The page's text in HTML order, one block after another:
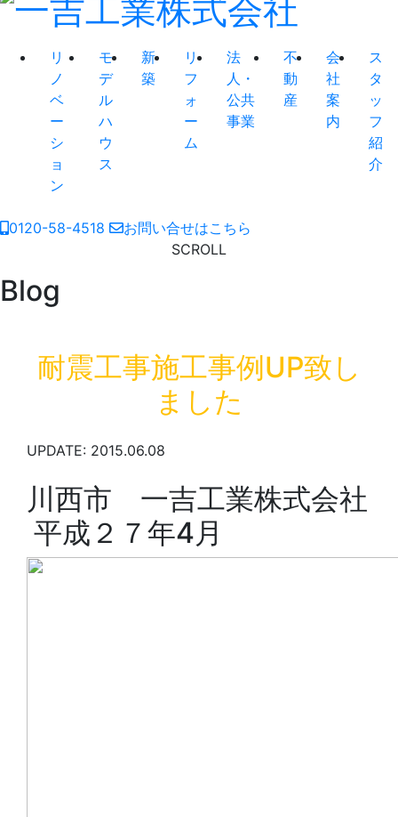
リ
ノ
ベ
ー
シ
ョ
ン
モ
デ
ル
ハ
ウ
ス
新
築
リ
フ
ォ
ー
ム
法
人・
公共
事業
不
動
産
会
社
案
内
ス
タ
ッ
フ
紹
介
0120-58-4518
お問い合せはこちら
SCROLL
Blog
耐震工事施工事例UP致し
ました
UPDATE: 2015.06.08
川西市 一吉工業株式会社
平成２７年4月